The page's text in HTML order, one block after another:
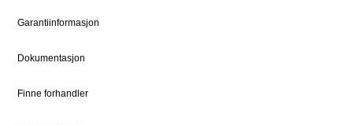
Slik bestiller du
Priser
Dokumentsenter
Garantiinformasjon
Dokumentasjon
Finne forhandler